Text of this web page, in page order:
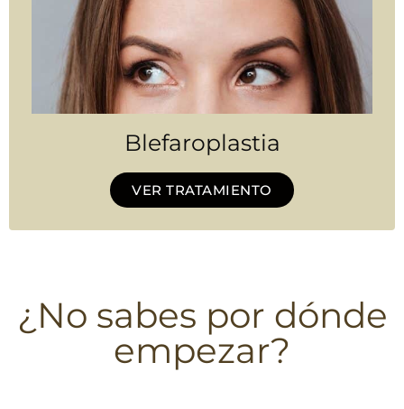
Blefaroplastia
VER TRATAMIENTO
¿No sabes por dónde
empezar?